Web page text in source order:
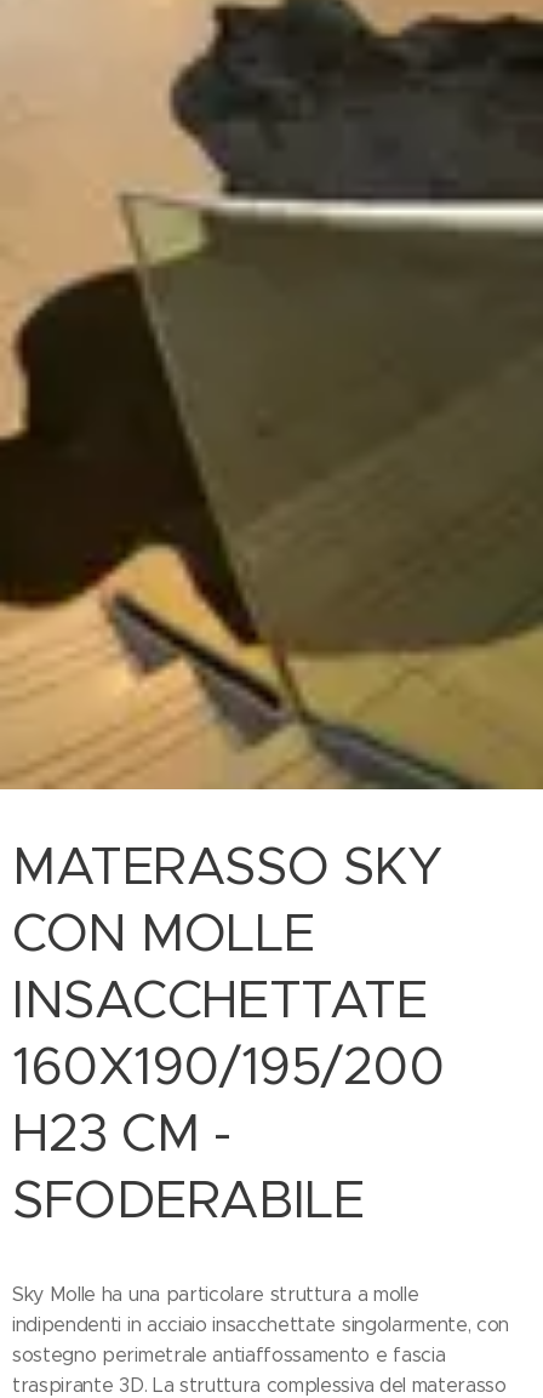
MATERASSO SKY
CON MOLLE
INSACCHETTATE
160X190/195/200
H23 CM -
SFODERABILE
Sky Molle ha una particolare struttura a molle
indipendenti in acciaio insacchettate singolarmente, con
sostegno perimetrale antiaffossamento e fascia
traspirante 3D. La struttura complessiva del materasso